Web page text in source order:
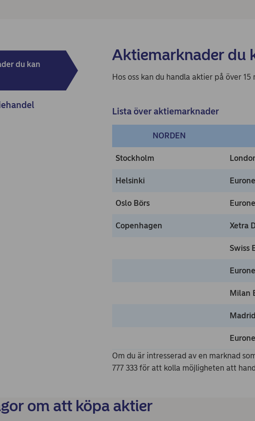
du kan
Aktiemarknader du
Hos oss kan du handla aktier på över
Lista över aktiemarknader
NORDEN
Stockholm
Helsinki
Oslo Börs
Copenhagen Xetra
Swiss
Milan
Om du är intresserad av en marknad
777 333 för att kolla möjligheten att
om att köpa aktier